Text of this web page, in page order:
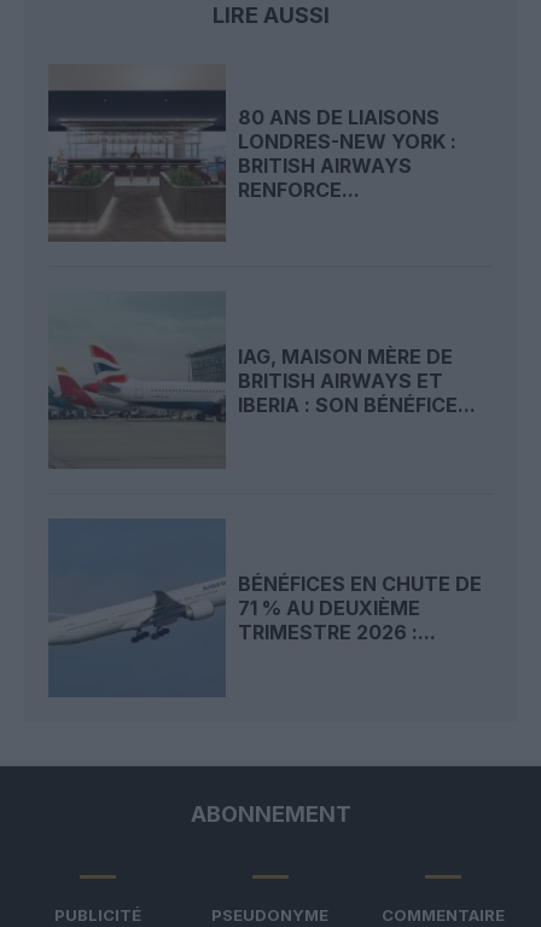
LIRE AUSSI
80 ANS DE LIAISONS
LONDRES-NEW YORK :
BRITISH AIRWAYS
RENFORCE...
IAG, MAISON MÈRE DE
BRITISH AIRWAYS ET
IBERIA : SON BÉNÉFICE...
BÉNÉFICES EN CHUTE DE
71 % AU DEUXIÈME
TRIMESTRE 2026 :...
ABONNEMENT
PUBLICITÉ
PSEUDONYME
COMMENTAIRE